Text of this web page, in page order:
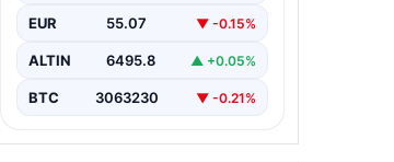
Günümüz dünyasında bahçe
sosyal alanlar, villaların en değerli
Yeşille iç…
EUR 55.07 ▼ -0.15%
ALTIN 6495.8 ▲ +0.05%
BTC 3063230 ▼ -0.21%